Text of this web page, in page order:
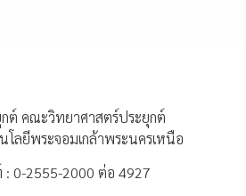
ต์ คณะวิทยาศาสตร์ประยุกต์
โลยีพระจอมเกล้าพระนครเหนือ
: 0-2555-2000 ต่อ 4927